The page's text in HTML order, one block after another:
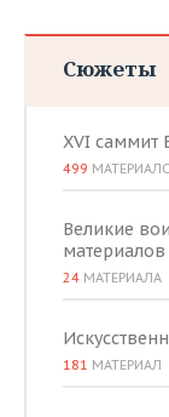
Сюжеты
XVI саммит
499
Великие
материалов
24 МАТЕРИАЛА
181 МАТЕРИАЛ